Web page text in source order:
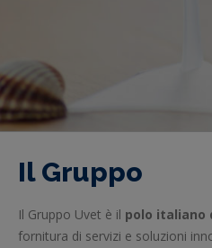
Il Gruppo
Il Gruppo Uvet è il polo italiano
fornitura di servizi e soluzioni